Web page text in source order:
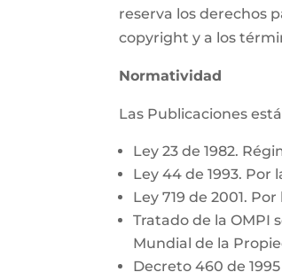
reserva los derechos
copyright y a los
Normatividad
Las Publicaciones
Ley 23 de 1982.
Ley 44 de 1993. Por
Ley 719 de 2001.
Tratado de la OMPI
Mundial de la
Decreto 460 de